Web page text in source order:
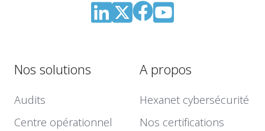
Nos solutions
Audits
Centre opérationnel
A propos
Hexanet cybersécurité
Nos certifications